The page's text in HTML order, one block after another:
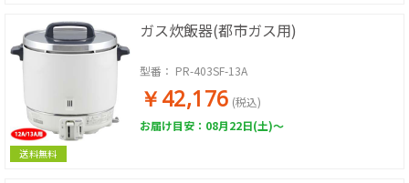
送料無料
ガス炊飯器(都市ガス用)
型番： PR-403SF-13A
￥42,176 (税込)
お届け目安：08月22日(土)～